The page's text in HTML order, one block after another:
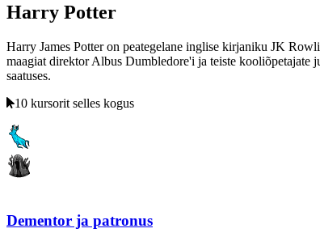
Harry Potter
Harry James Potter on peategelane inglise kirjaniku JK
maagiat direktor Albus Dumbledore'i ja teiste kooliõpetajate
saatuses.
10 kursorit selles kogus
Dementor ja patronus